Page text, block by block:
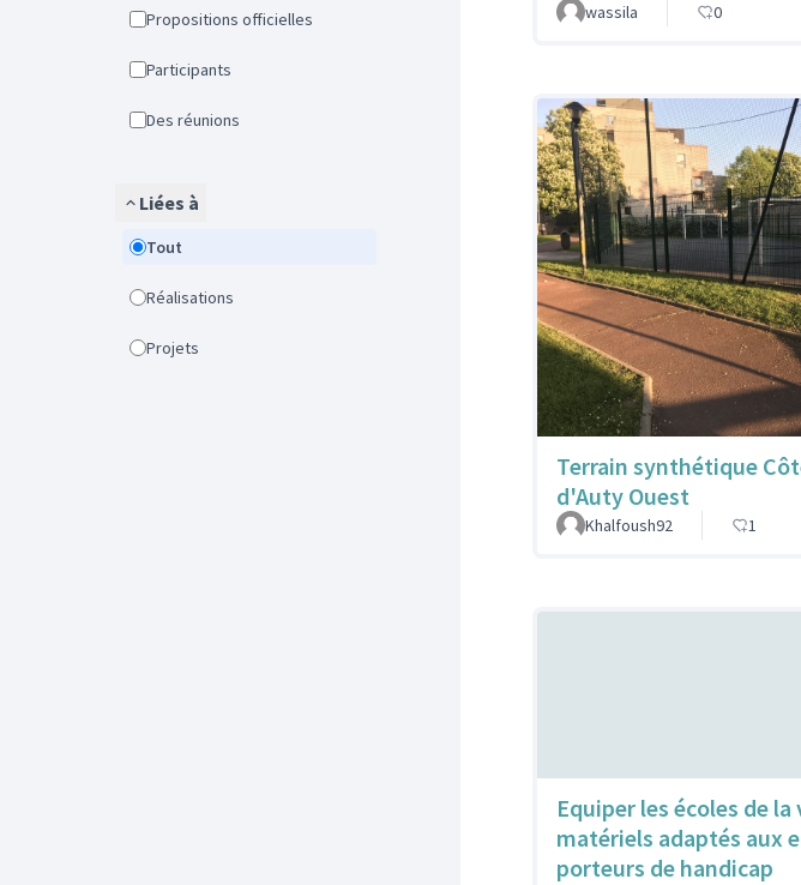
Propositions officielles
Participants
Des réunions
Liées à
Tout
Réalisations
Projets
wassila 0
Terrain synthétique
d'Auty Ouest
Khalfoush92 1
Equiper les écoles de la
matériels adaptés aux
porteurs de handicap